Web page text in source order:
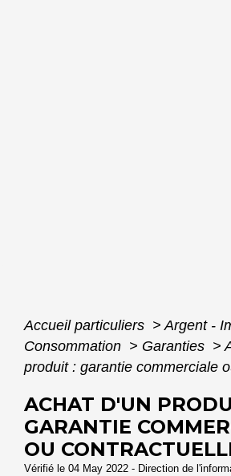
Accueil particuliers > Argent -
Consommation > Garanties >
produit : garantie commerciale
ACHAT D'UN
GARANTIE
OU
Vérifié le 04 May 2022 - Direction de